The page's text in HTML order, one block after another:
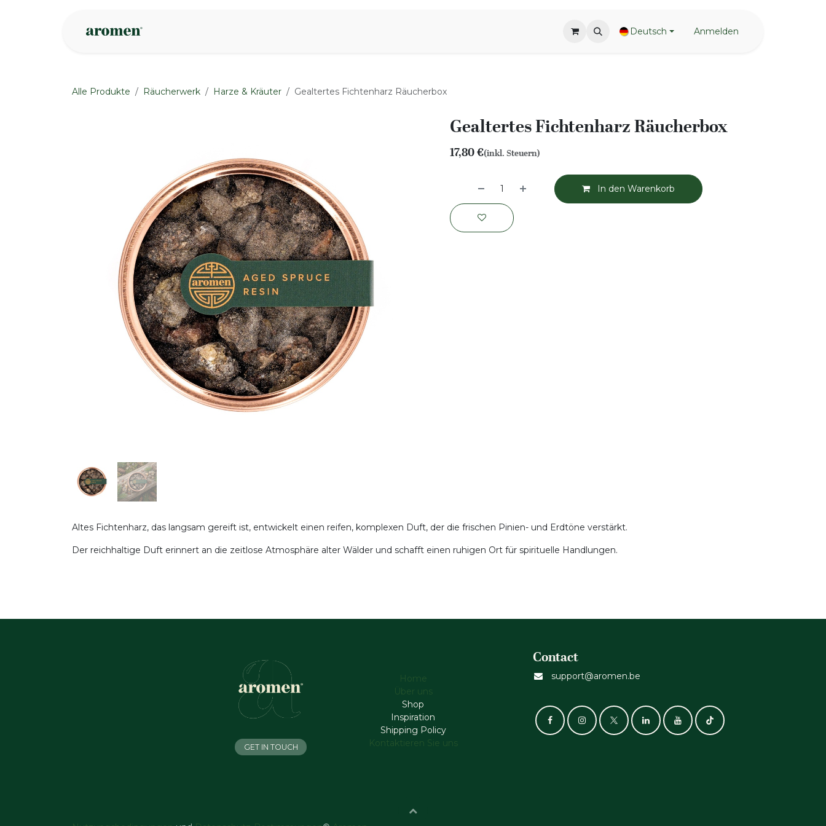
Deutsch Anmelden
Alle Produkte Räucherwerk Harze & Kräuter Gealtertes Fichtenharz Räucherbox
Gealtertes Fichtenharz Räucherbox
17,80€(inkl. Steuern)
In den Warenkorb
Altes Fichtenharz, das langsam gereift ist, entwickelt einen reifen, komplexen Duft, der die frischen Pinien- und Erdtöne verstärkt.
Der reichhaltige Duft erinnert an die zeitlose Atmosphäre alter Wälder und schafft einen ruhigen Ort für spirituelle Handlungen.
Home
Über uns
Shop
Inspiration
Shipping Policy
Kontaktieren Sie uns
Contact
support@aromen.be
GET IN TOUCH